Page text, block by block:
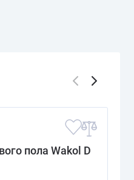
пола Wakol D